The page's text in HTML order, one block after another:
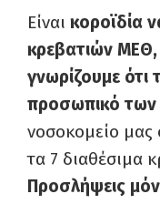
Είναι κοροϊδία
κρεβατιών
γνωρίζουμε ότι
προσωπικό των
νοσοκομείο μας
τα 7 διαθέσιμα
Προσλήψεις